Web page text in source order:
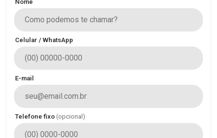
Nome
Celular / WhatsApp
E-mail
Telefone fixo (opcional)